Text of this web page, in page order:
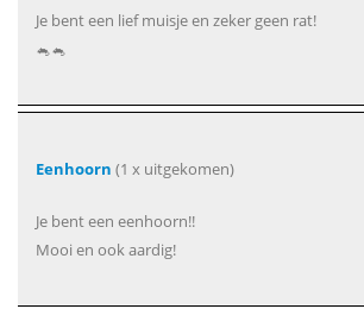
Je bent een lief muisje en zeker geen rat!
🐁🐁
Eenhoorn (1 x uitgekomen)
Je bent een eenhoorn!!
Mooi en ook aardig!